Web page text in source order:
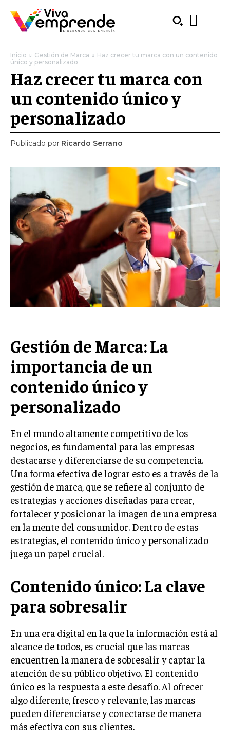
SUBSCRIBE
Welcome to Liberty Case
We have a curated list of the most noteworthy news from all
across the globe. With any subscription plan, you get access
exclusive articles that let you stay ahead of the curve.
Your Profile
LIFESTYLE
MARKETING
ESTRATEGIAS DE MARKETING
AGENCIAS DE MARKETING
AGENCIAS DE POSICIONAMIENTO WEB SEO
VENTA DE ENLACES
MARKETING DIGITAL
GESTIÓN DE PRODUCTOS
COMUNICACIÓN CORPORATIVA
GESTIÓN DE MARCA
INVESTIGACIÓN DE MERCADO
ANÁLISIS DE COMPETENCIA
Inicio Gestión de Marca
Haz crecer tu marca con un contenido
único y personalizado
Haz crecer tu marca con
un contenido único y
personalizado
Publicado por Ricardo Serrano
Gestión de Marca: La
importancia de un
contenido único y
personalizado
En el mundo altamente competitivo de los
negocios, es fundamental para las empresas
destacarse y diferenciarse de su competencia.
Una forma efectiva de lograr esto es a través de la
gestión de marca, que se refiere al conjunto de
estrategias y acciones diseñadas para crear,
fortalecer y posicionar la imagen de una empresa
en la mente del consumidor. Dentro de estas
estrategias, el contenido único y personalizado
juega un papel crucial.
Contenido único: La clave
para sobresalir
En una era digital en la que la información está al
alcance de todos, es crucial que las marcas
encuentren la manera de sobresalir y captar la
atención de su público objetivo. El contenido
único es la respuesta a este desafío. Al ofrecer
algo diferente, fresco y relevante, las marcas
pueden diferenciarse y conectarse de manera
más efectiva con sus clientes.